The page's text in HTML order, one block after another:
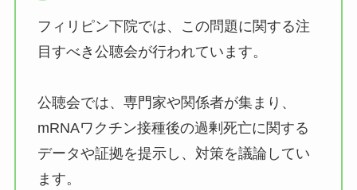
フィリピン下院では、この問題に関する注
目すべき公聴会が行われています。
公聴会では、専門家や関係者が集まり、
mRNAワクチン接種後の過剰死亡に関する
データや証拠を提示し、対策を議論してい
ます。